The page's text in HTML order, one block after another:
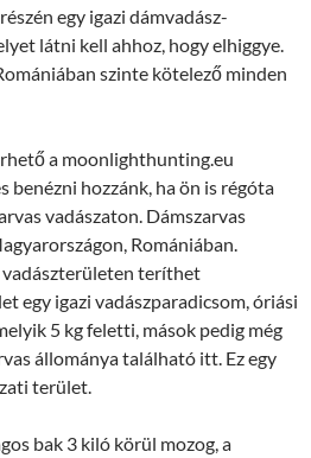
egy igazi dámvadász-
látni kell ahhoz, hogy elhiggye.
szinte kötelező minden
a moonlighthunting.eu
benézni hozzánk, ha ön is régóta
vadászaton. Dámszarvas
Romániában.
teríthet
egy igazi vadászparadicsom, óriási
5 kg feletti, mások pedig még
állománya található itt. Ez egy
terület.
bak 3 kiló körül mozog, a